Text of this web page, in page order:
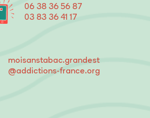
06 38 36 56 87
03 83 36 41 17
moisanstabac.grandest
@addictions-france.org